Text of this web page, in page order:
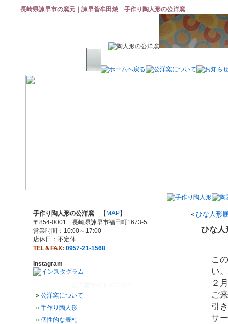
長崎県諫早市の窯元｜諫早菅牟田焼 手作り陶人形の公洋窯
手作り陶人形の公洋窯 【 MAP】
〒854-0001 長崎県諫早市福田町1673-5
営業時間：10:00～17:00
店休日：不定休
TEL＆FAX: 0957-21-1568
Instagram
公洋窯について
手作り陶人形
個性的な表札
« ひな人形
ひな人
こ
い。
２
ご
引
サ